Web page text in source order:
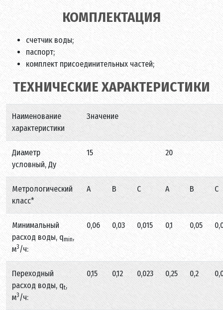
КОМПЛЕКТАЦИЯ
счетчик воды;
паспорт;
комплект присоединительных частей;
ТЕХНИЧЕСКИЕ ХАРАКТЕРИСТИКИ
Наименование
характеристики
Значение
Диаметр
условный, Ду
15 20
Метрологический
класс*
A B С A B С
Минимальный
расход воды, qmin,
м3/ч:
0,06 0,03 0,015 0,1 0,05
Переходный
расход воды, qt,
м3/ч:
0,15 0,12 0,023 0,25 0,2